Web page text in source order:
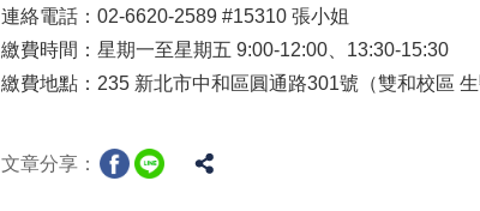
連絡電話：02-6620-2589 #15310 張小姐
繳費時間：星期一至星期五 9:00-12:00、13:30-15:30
繳費地點：235 新北市中和區圓通路301號（雙和校區 生
文章分享：